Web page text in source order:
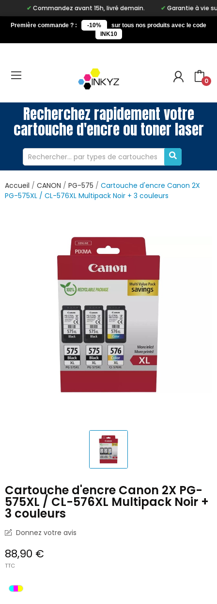
Commandez avant 15h, livré demain. Garantie à vie sur notre
Première commande ? : -10%
sur tous nos produits avec le code
INK10
0
Recherchez rapidement votre
cartouche d'encre ou toner laser
Accueil CANON PG-575
Cartouche d'encre Canon 2X
PG-575XL / CL-576XL Multipack Noir + 3 couleurs
Cartouche d'encre Canon 2X PG-
575XL / CL-576XL Multipack Noir +
3 couleurs
Donnez votre avis
88,90 €
TTC